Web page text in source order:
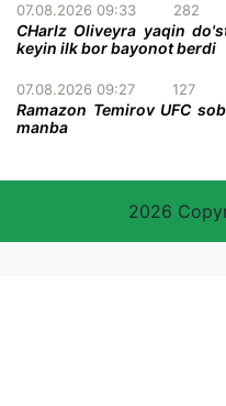
07.08.2026 09:33 282
CHarlz Oliveyra yaqin
keyin ilk bor bayonot berdi
07.08.2026 09:27 127
Ramazon Temirov UFC
manba
2026